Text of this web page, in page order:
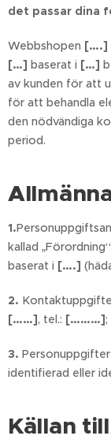
det passar dina
Webbshopen [….]
[…] baserat i […]
av kunden för att
för att behandla
den nödvändiga
period.
1.
kallad
baserat i [….]
2.
[……], tel.: [………];
3.
identifierad eller
Källan